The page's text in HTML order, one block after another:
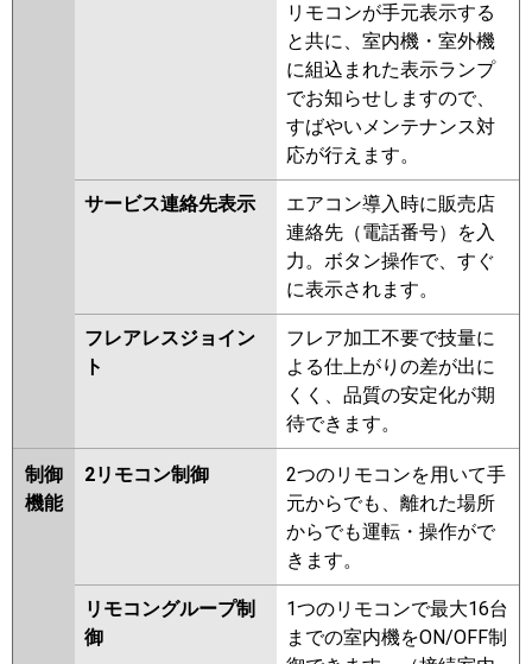
リモコンが手元表示する
と共に、室内機・室外機
に組込まれた表示ランプ
でお知らせしますので、
すばやいメンテナンス対
応が行えます。
サービス連絡先表示
エアコン導入時に販売店
連絡先（電話番号）を入
力。ボタン操作で、すぐ
に表示されます。
フレアレスジョイン
ト
フレア加工不要で技量に
よる仕上がりの差が出に
くく、品質の安定化が期
待できます。
制御
機能
2リモコン制御
2つのリモコンを用いて手
元からでも、離れた場所
からでも運転・操作がで
きます。
リモコングループ制
御
1つのリモコンで最大16台
までの室内機をON/OFF制